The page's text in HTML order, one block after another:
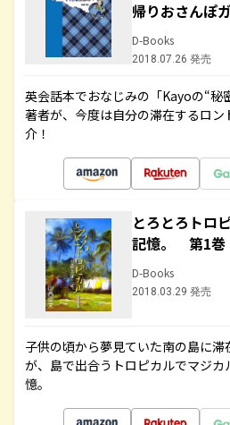
帰りおさんぽ
D-Books
2018.07.26 発売
英会話本でおなじみの「Kayoの“秘
著者が、今度は自分の滞在するロ
介！
とろとろトロ
記憶。 第1巻
D-Books
2018.03.29 発売
子供の頃から夢見ていた南の島に
が、島で出合うトロピカルでマジ
憶。